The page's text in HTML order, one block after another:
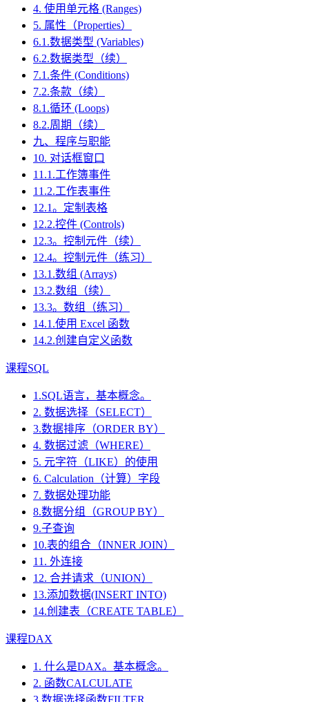
4. 使用单元格 (Ranges)
5. 属性（Properties）
6.1.数据类型 (Variables)
6.2.数据类型（续）
7.1.条件 (Conditions)
7.2.条款（续）
8.1.循环 (Loops)
8.2.周期（续）
九、程序与职能
10. 对话框窗口
11.1.工作簿事件
11.2.工作表事件
12.1。定制表格
12.2.控件 (Controls)
12.3。控制元件（续）
12.4。控制元件（练习）
13.1.数组 (Arrays)
13.2.数组（续）
13.3。数组（练习）
14.1.使用 Excel 函数
14.2.创建自定义函数
课程SQL
1.SQL语言，基本概念。
2. 数据选择（SELECT）
3.数据排序（ORDER BY）
4. 数据过滤（WHERE）
5. 元字符（LIKE）的使用
6. Calculation（计算）字段
7. 数据处理功能
8.数据分组（GROUP BY）
9.子查询
10.表的组合（INNER JOIN）
11. 外连接
12. 合并请求（UNION）
13.添加数据(INSERT INTO)
14.创建表（CREATE TABLE）
课程DAX
1. 什么是DAX。基本概念。
2. 函数CALCULATE
3.数据选择函数FILTER